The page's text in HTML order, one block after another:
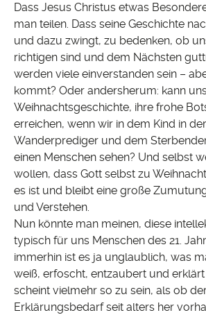
Dass Jesus Christus etwas
man teilen. Dass seine Geschichte
und dazu zwingt, zu bedenken, ob
richtigen sind und dem Nächsten
werden viele einverstanden sein –
kommt? Oder andersherum: kann
Weihnachtsgeschichte, ihre frohe
erreichen, wenn wir in dem Kind in
Wanderprediger und dem
einen Menschen sehen? Und selbst
wollen, dass Gott selbst zu
es ist und bleibt eine große
und Verstehen.
Nun könnte man meinen, diese
typisch für uns Menschen des 21.
immerhin ist es ja unglaublich, was
weiß, erfoscht, entzaubert und erklärt
scheint vielmehr so zu sein, als ob
Erklärungsbedarf seit alters her